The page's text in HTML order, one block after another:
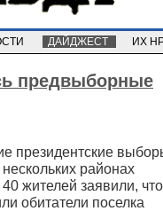
ДАЙДЖЕСТ ИХ
предвыборные
президентские
районах
жителей заявили,
обитатели поселка